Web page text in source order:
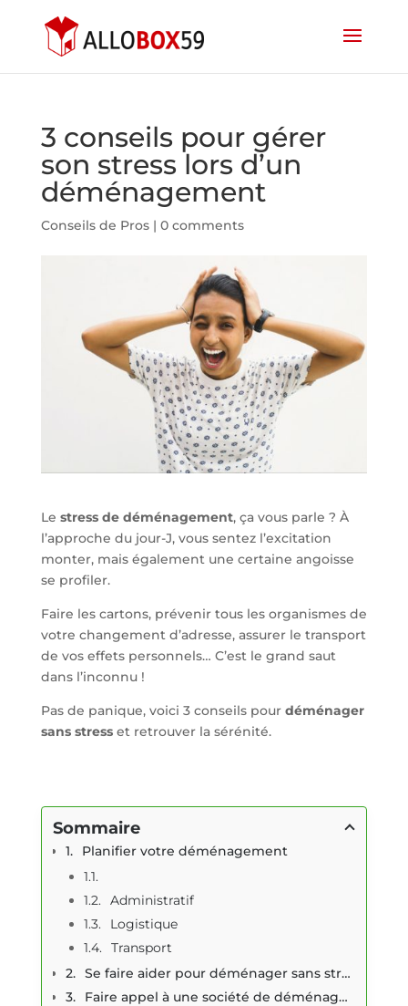
3 conseils pour gérer
son stress lors d’un
déménagement
Conseils de Pros| 0 comments
Le stress de déménagement, ça vous parle ? À
l’approche du jour-J, vous sentez l’excitation
monter, mais également une certaine angoisse
se profiler.
Faire les cartons, prévenir tous les organismes de
votre changement d’adresse, assurer le transport
de vos effets personnels… C’est le grand saut
dans l’inconnu !
Pas de panique, voici 3 conseils pourdéménager
sans stresset retrouver la sérénité.
Sommaire
Planifier votre déménagement
Administratif
Logistique
Transport
Se faire aider pour déménager sans stress
Faire appel à une société de déménagement